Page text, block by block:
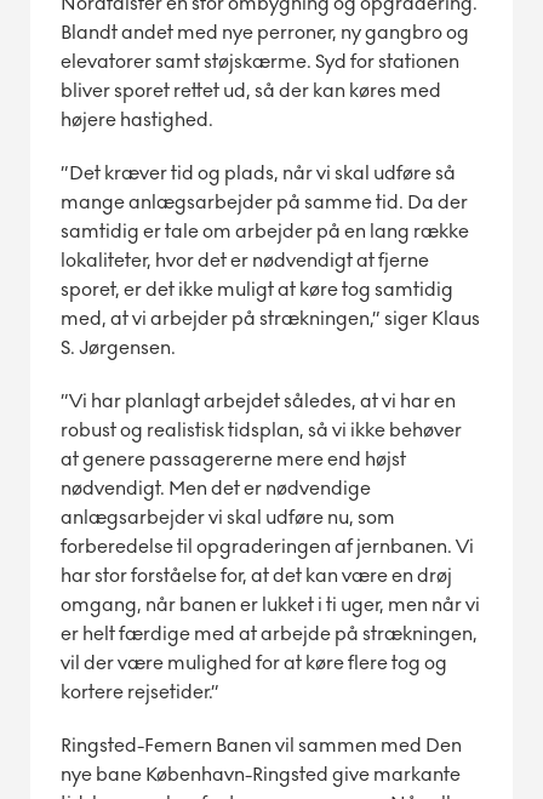
Blandt andet med nye perroner, ny gangbro og
elevatorer samt støjskærme. Syd for stationen
bliver sporet rettet ud, så der kan køres med
højere hastighed.
”Det kræver tid og plads, når vi skal udføre så
mange anlægsarbejder på samme tid. Da der
samtidig er tale om arbejder på en lang række
lokaliteter, hvor det er nødvendigt at fjerne
sporet, er det ikke muligt at køre tog samtidig
med, at vi arbejder på strækningen,” siger Klaus
S. Jørgensen.
”Vi har planlagt arbejdet således, at vi har en
robust og realistisk tidsplan, så vi ikke behøver
at genere passagererne mere end højst
nødvendigt. Men det er nødvendige
anlægsarbejder vi skal udføre nu, som
forberedelse til opgraderingen af jernbanen. Vi
har stor forståelse for, at det kan være en drøj
omgang, når banen er lukket i ti uger, men når vi
er helt færdige med at arbejde på strækningen,
vil der være mulighed for at køre flere tog og
kortere rejsetider.”
Ringsted-Femern Banen vil sammen med Den
nye bane København-Ringsted give markante